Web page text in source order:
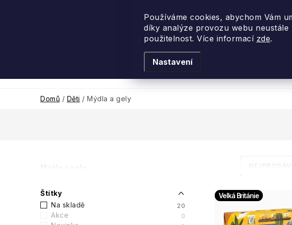
Používáme cookies, abychom Vám
díky analýze provozu webu
použitelnost. Více informací zde.
Nastavení
Podle vůně
Domů / Děti / Mýdla a gely
P
o
s
Mýdla a gely
Štítky
Na skladě
20
Akce 0
Ř
a
z
VVelká Británie